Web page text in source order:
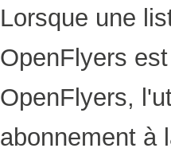
Lorsque une
OpenFlyers
OpenFlyers,
abonnement à